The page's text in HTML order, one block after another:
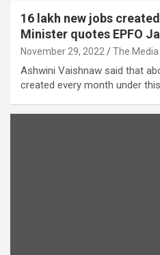
16 lakh new jobs
Minister quotes EPFO
November 29, 2022 The
Ashwini Vaishnaw said that
created every month under